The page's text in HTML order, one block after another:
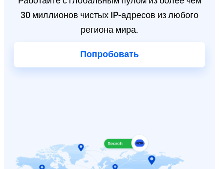
30 миллионов чистых IP-адресов из любого
региона мира.
Попробовать